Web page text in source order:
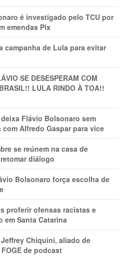
é investigado pelo TCU por
emendas Pix
campanha de Lula para evitar
SE DESESPERAM COM
LULA RINDO À TOA!!
Flávio Bolsonaro sem
Alfredo Gaspar para vice
se reúnem na casa de
diálogo
Bolsonaro força escolha de
proferir ofensas racistas e
Santa Catarina
Jeffrey Chiquini, aliado de
de podcast